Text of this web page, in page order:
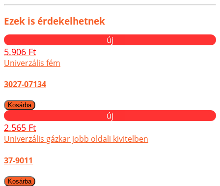
Ezek is érdekelhetnek
új
5.906 Ft
Univerzális fém
3027-07134
új
2.565 Ft
Univerzális gázkar jobb oldali kivitelben
37-9011